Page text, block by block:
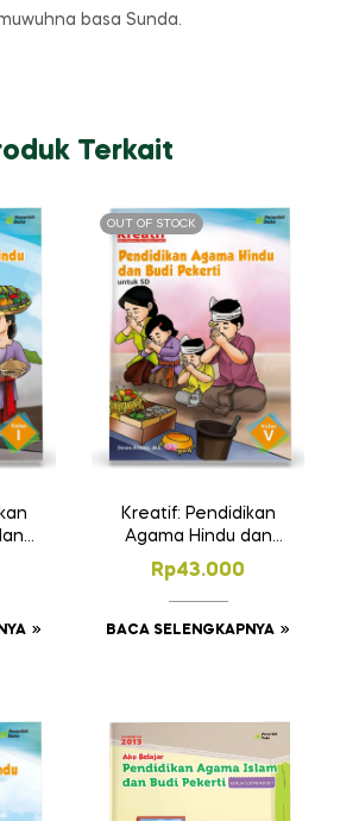
basa Sunda.
Terkait
SD
OUT OF STOCK
Kreatif: Pendidikan
Agama Hindu dan
Budi Pekerti untuk SD
Kelas V
Rp43.000
BACA SELENGKAPNYA